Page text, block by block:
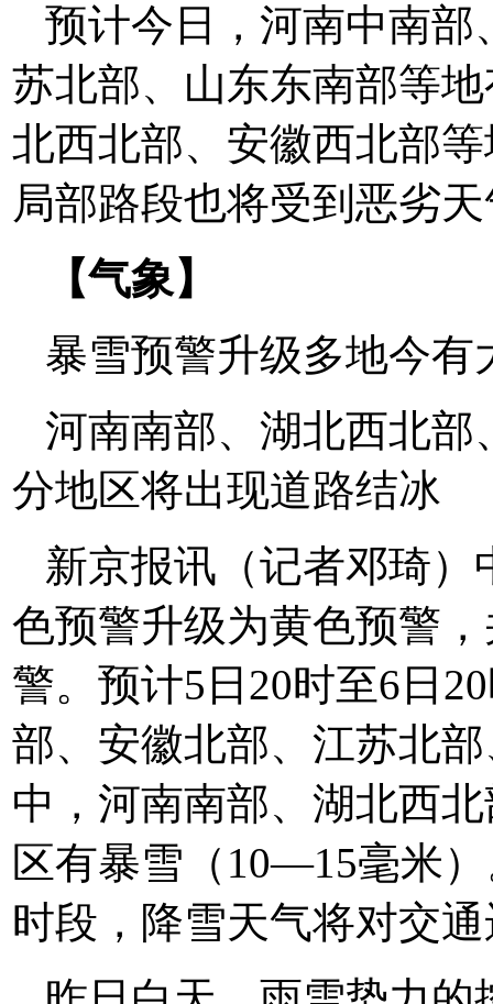
预计今日，河南中南
苏北部、山东东南部等
北西北部、安徽西北部
局部路段也将受到恶劣
【气象】
暴雪预警升级多地今有
河南南部、湖北西北
分地区将出现道路结冰
新京报讯（记者邓琦）
色预警升级为黄色预警
警。预计5日20时至6日
部、安徽北部、江苏北
中，河南南部、湖北西
区有暴雪（10—15毫米
时段，降雪天气将对交